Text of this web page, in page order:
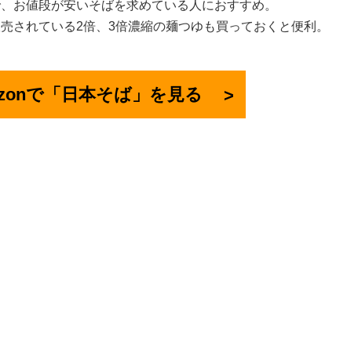
お値段が安いそばを求めている人におすすめ。
されている2倍、3倍濃縮の麺つゆも買っておくと便利。
で「日本そば」を見る